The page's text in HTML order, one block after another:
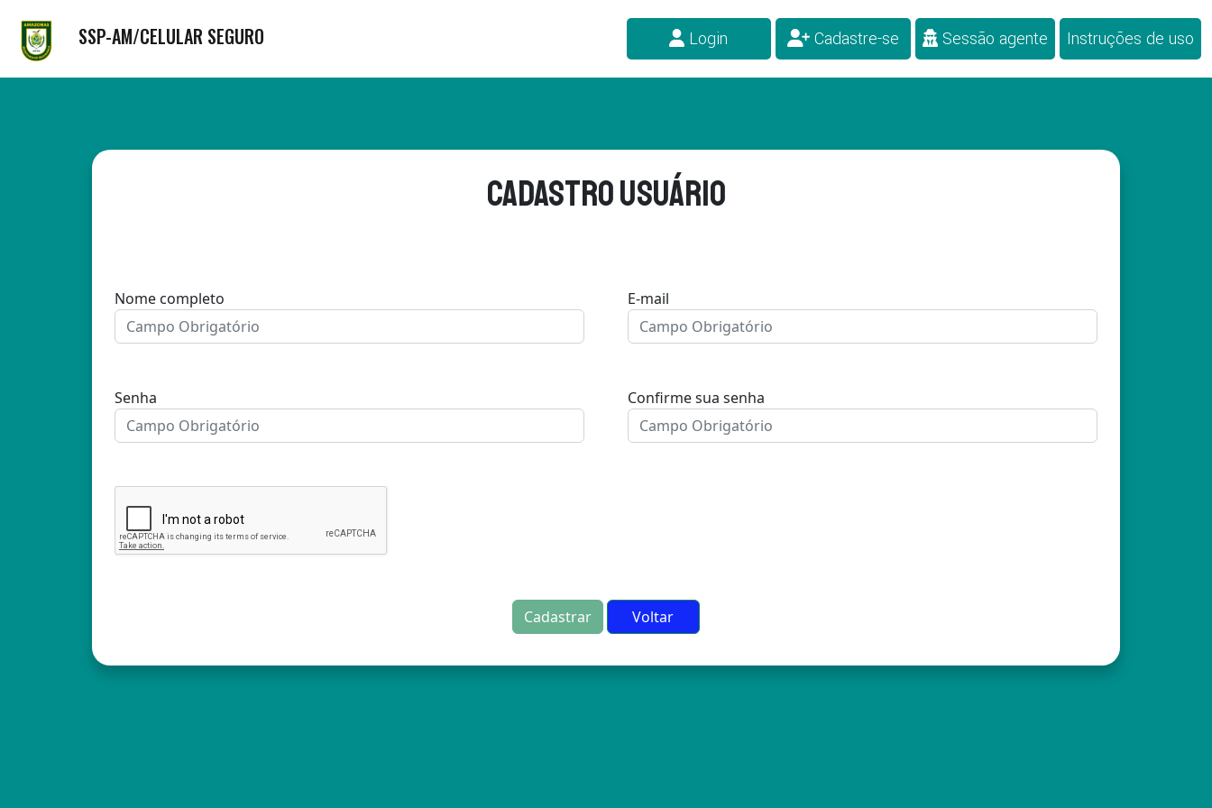
SSP-AM/CELULAR SEGURO Login Cadastre-se Sessão agente Instruções de uso
Cadastro usuário
Nome completo E-mail
Senha Confirme sua senha
Cadastrar Voltar